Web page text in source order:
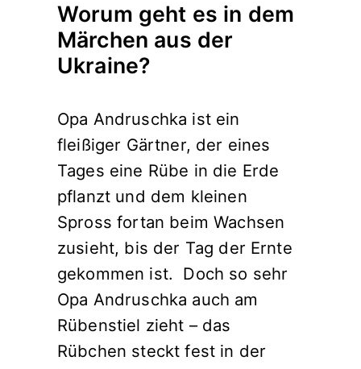
Worum geht es in dem
Märchen aus der
Ukraine?
Opa Andruschka ist ein
fleißiger Gärtner, der eines
Tages eine Rübe in die Erde
pflanzt und dem kleinen
Spross fortan beim Wachsen
zusieht, bis der Tag der Ernte
gekommen ist. Doch so sehr
Opa Andruschka auch am
Rübenstiel zieht – das
Rübchen steckt fest in der